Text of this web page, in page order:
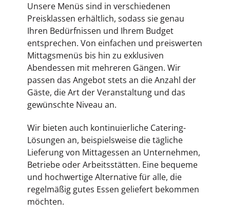
Unsere Menüs sind in verschiedenen
Preisklassen erhältlich, sodass sie genau
Ihren Bedürfnissen und Ihrem Budget
entsprechen. Von einfachen und preiswerten
Mittagsmenüs bis hin zu exklusiven
Abendessen mit mehreren Gängen. Wir
passen das Angebot stets an die Anzahl der
Gäste, die Art der Veranstaltung und das
gewünschte Niveau an.
Wir bieten auch kontinuierliche Catering-
Lösungen an, beispielsweise die tägliche
Lieferung von Mittagessen an Unternehmen,
Betriebe oder Arbeitsstätten. Eine bequeme
und hochwertige Alternative für alle, die
regelmäßig gutes Essen geliefert bekommen
möchten.